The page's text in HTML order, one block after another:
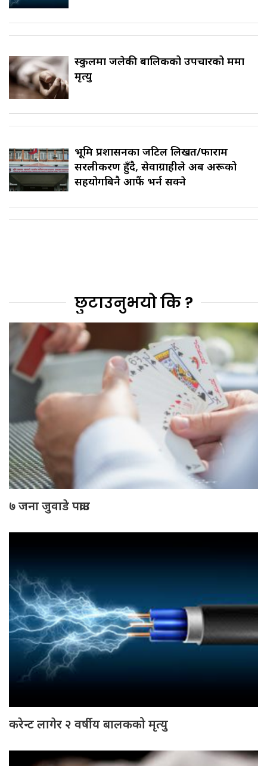
स्कुलमा जलेकी बालिकको उपचारको क्रममा
मृत्यु
भूमि प्रशासनका जटिल लिखत/फाराम
सरलीकरण हुँदै, सेवाग्राहीले अब अरूको
सहयोगबिनै आफैं भर्न सक्ने
छुटाउनुभयो कि ?
७ जना जुवाडे पक्राउ
करेन्ट लागेर २ वर्षीय बालकको मृत्यु